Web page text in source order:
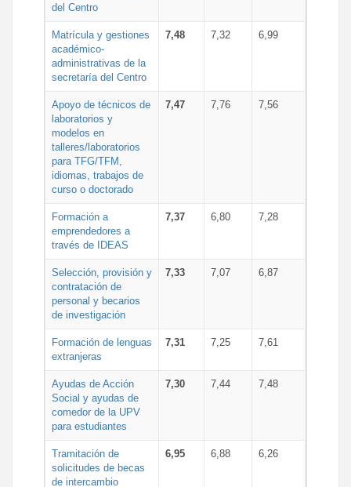
del Centro
Matrícula y gestiones
académico-
administrativas de la
secretaría del Centro
7,48 7,32 6,99
Apoyo de técnicos de
laboratorios y
modelos en
talleres/laboratorios
para TFG/TFM,
idiomas, trabajos de
curso o doctorado
7,47 7,76 7,56
Formación a
emprendedores a
través de IDEAS
7,37 6,80 7,28
Selección, provisión y
contratación de
personal y becarios
de investigación
7,33 7,07 6,87
Formación de lenguas
extranjeras
7,31 7,25 7,61
Ayudas de Acción
Social y ayudas de
comedor de la UPV
para estudiantes
7,30 7,44 7,48
Tramitación de
solicitudes de becas
de intercambio
6,95 6,88 6,26